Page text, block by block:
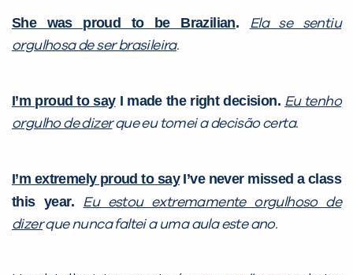
She was proud to be Brazilian.
Ela se sentiu
orgulhosa de ser brasileira.
I’m proud to sayI made the right decision. Eu tenho
orgulho de dizerque eu tomei a decisão certa.
I’m extremely proud to sayI’ve never missed a class
this year. Eu estou extremamente orgulhoso de
dizerque nunca faltei a uma aula este ano.